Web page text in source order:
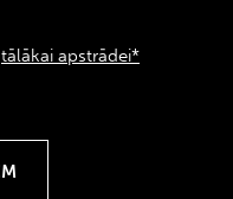
tālākai apstrādei*